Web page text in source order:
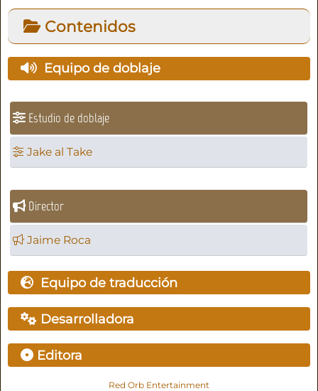
Contenidos
Equipo de doblaje
Estudio de doblaje
Jake al Take
Director
Jaime Roca
Equipo de traducción
Desarrolladora
Editora
Red Orb Entertainment